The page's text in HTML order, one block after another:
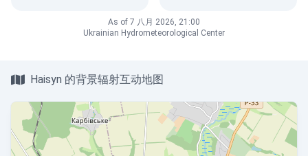
As of 7 八月 2026, 21:00
Ukrainian Hydrometeorological Center
Haisyn 的背景辐射互动地图